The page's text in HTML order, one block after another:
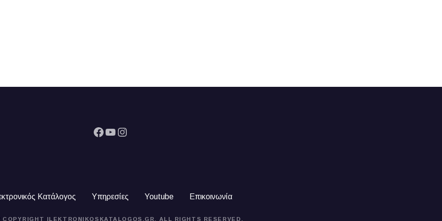
Facebook YouTube Instagram
Κατάλογος Υπηρεσίες Youtube Επικοινωνία
COPYRIGHT ILEKTRONIKOSKATALOGOS.GR. ALL RIGHTS RESERVED.